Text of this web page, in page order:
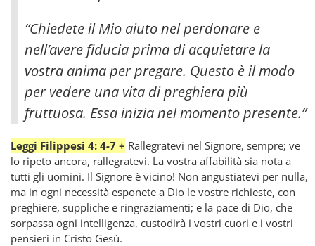
“Chiedete il Mio aiuto nel perdonare e
nell’avere fiducia prima di acquietare la
vostra anima per pregare. Questo è il modo
per vedere una vita di preghiera più
fruttuosa. Essa inizia nel momento presente.”
Leggi Filippesi 4: 4-7 + Rallegratevi nel Signore, sempre; ve
lo ripeto ancora, rallegratevi. La vostra affabilità sia nota a
tutti gli uomini. Il Signore è vicino! Non angustiatevi per nulla,
ma in ogni necessità esponete a Dio le vostre richieste, con
preghiere, suppliche e ringraziamenti; e la pace di Dio, che
sorpassa ogni intelligenza, custodirà i vostri cuori e i vostri
pensieri in Cristo Gesù.